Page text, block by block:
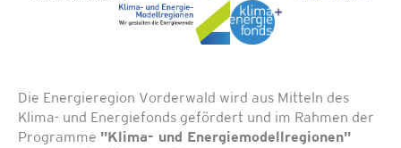
Die Energieregion Vorderwald wird aus Mitteln des
Klima- und Energiefonds gefördert und im Rahmen der
Programme "Klima- und Energiemodellregionen"